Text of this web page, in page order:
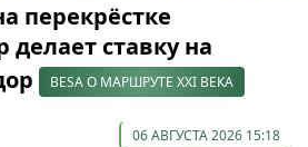
перекрёстке
ставку на
BESA О МАРШРУТЕ XXI ВЕКА
06 АВГУСТА 2026 15:18